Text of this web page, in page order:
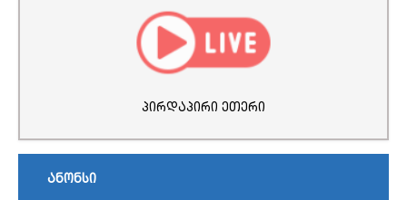
პირდაპირი ეთერი
ანონსი